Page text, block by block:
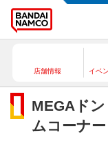
店舗情報 イベ
MEGAド
ムコーナー